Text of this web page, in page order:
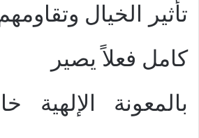
تأثير الخيال
كامل فعلاً يصير
بالمعونة الإلهية